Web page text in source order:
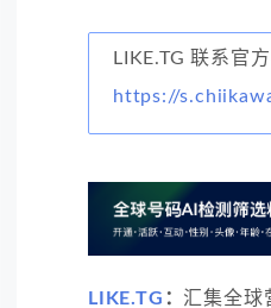
LIKE.TG 联系官
https://
LIKE.TG ： 汇集全球